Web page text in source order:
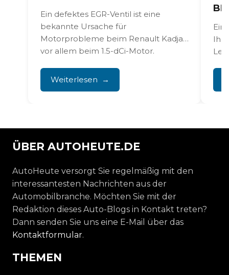
Ein defektes EGR-Ventil ist eine
bekannte Ursache für
Motorprobleme beim Renault Kadjar,
vor allem beim 1.5-dCi-Motor.
dass...
Weiterlesen
Ein
ÜBER AUTOHEUTE.DE
AutoHeute versorgt Sie regelmäßig mit den
interessantesten Nachrichten aus der
Automobilbranche. Möchten Sie mit der
Redaktion dieses Auto-Blogs in Kontakt treten?
Dann senden Sie uns eine E-Mail über das
Kontaktformular.
THEMEN